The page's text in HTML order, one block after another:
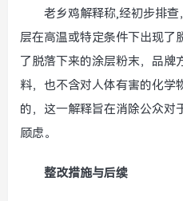
老乡鸡解释称,经初步排
层在高温或特定条件下出现了
了脱落下来的涂层粉末，品牌
料，也不含对人体有害的化学
的，这一解释旨在消除公众对
顾虑。
整改措施与后续